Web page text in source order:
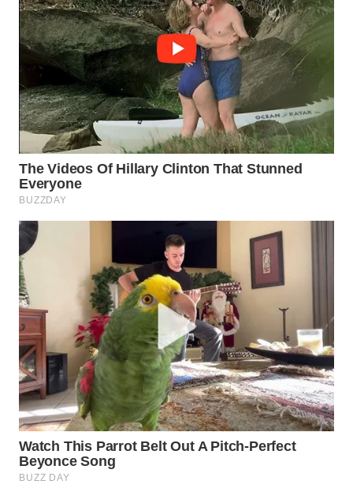
SEMARANG
WN
SOLO
WN
BOROBUDUR
WN
MADURA
SURABAYA
WN
BINTAN
WN
MANDALIKA
WN
LIKUPANG